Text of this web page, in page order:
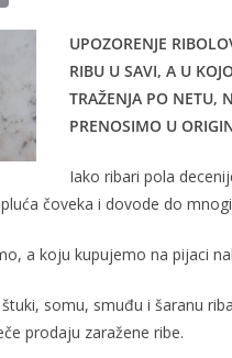
o
p
y
Li
n
k
UPOZORENJE
RIBU U SAVI, A U
TRAŽENJA PO NETU,
PRENOSIMO U
Iako ribari pola
čoveka i dovode do
a koju kupujemo na pijaci
somu, smuđu i šaranu
prodaju zaražene ribe.